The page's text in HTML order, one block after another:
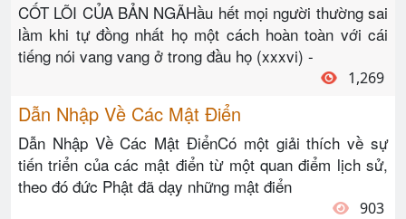
CỐT LÕI CỦA BẢN NGÃHầu hết mọi người thường sai
lầm khi tự đồng nhất họ một cách hoàn toàn với cái
tiếng nói vang vang ở trong đầu họ (xxxvi) -
1,269
Dẫn Nhập Về Các Mật Điển
Dẫn Nhập Về Các Mật ĐiểnCó một giải thích về sự
tiến triển của các mật điển từ một quan điểm lịch sử,
theo đó đức Phật đã dạy những mật điển
903